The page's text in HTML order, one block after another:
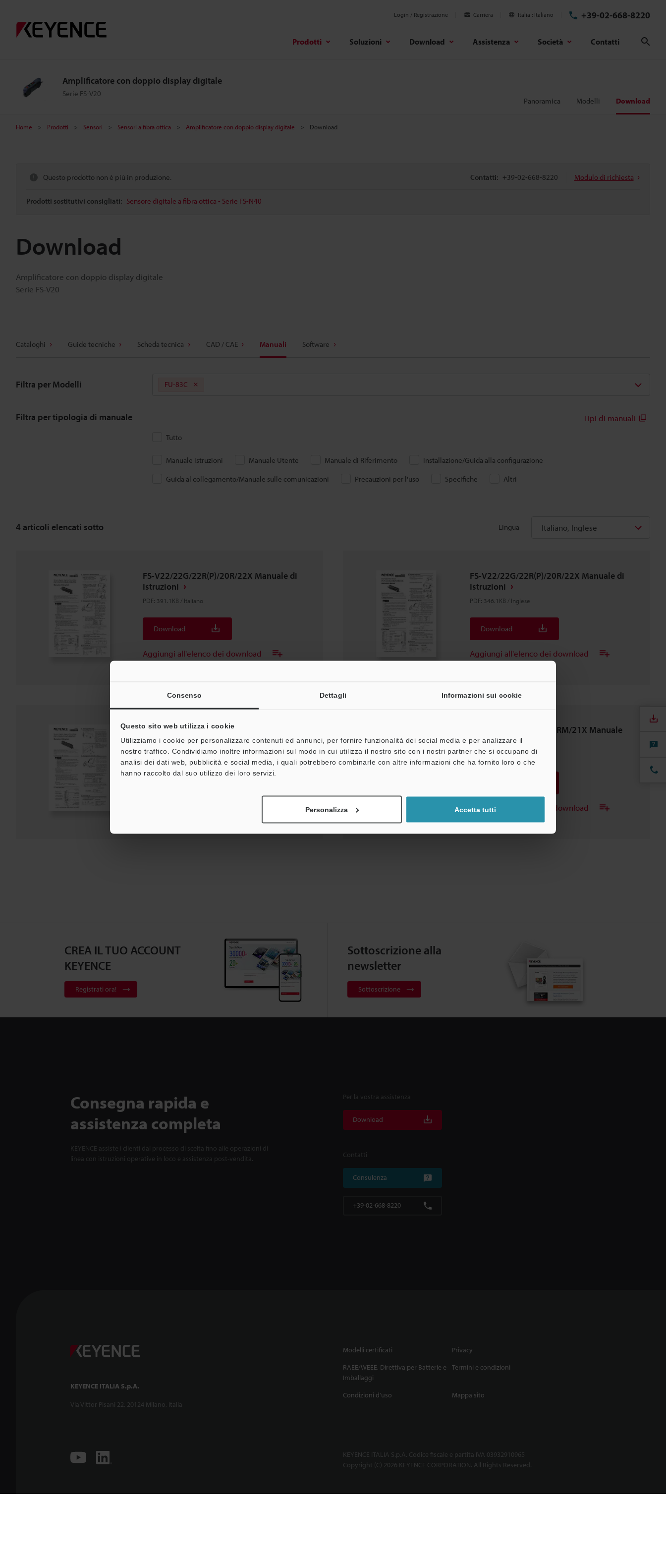
Consenso Dettagli Informazioni sui cookie
Questo sito web utilizza i cookie
Utilizziamo i cookie per personalizzare contenuti ed annunci, per fornire funzionalità dei social media e per analizzare il
nostro traffico. Condividiamo inoltre informazioni sul modo in cui utilizza il nostro sito con i nostri partner che si occupano di
analisi dei dati web, pubblicità e social media, i quali potrebbero combinarle con altre informazioni che ha fornito loro o che
hanno raccolto dal suo utilizzo dei loro servizi.
Personalizza Accetta tutti
Login / Registrazione Carriera Italia Italiano +39-02-668-8220
Prodotti Soluzioni Download Assistenza Società Contatti
Amplificatore con doppio display digitale
Serie FS-V20
Panoramica Modelli Download
Home Prodotti Sensori Sensori a fibra ottica Amplificatore con doppio display digitale Download
Questo prodotto non è più in produzione.
Prodotti sostitutivi consigliati: Sensore digitale a fibra ottica - Serie FS-N40
Contatti: +39-02-668-8220 Modulo di richiesta
Download
Amplificatore con doppio display digitale
Serie FS-V20
Cataloghi Guide tecniche Scheda tecnica CAD / CAE Manuali Software
Filtra per Modelli FU-83C
Filtra per tipologia di manuale Tipi di manuali
Tutto
Manuale Istruzioni Manuale Utente Manuale di Riferimento
Installazione/Guida alla configurazione
Guida al collegamento/Manuale sulle comunicazioni
Precauzioni per l'uso Specifiche Altri
Lingua Italiano, Inglese
4 articoli elencati sotto
FS-V22/22G/22R(P)/20R/22X Manuale di
Istruzioni
PDF: 391.1KB / Italiano
Download
Aggiungi all'elenco dei download
FS-V22/22G/22R(P)/20R/22X Manuale di
Istruzioni
PDF: 346.1KB / Inglese
Download
Aggiungi all'elenco dei download
FS-V21R(P)/21G/21RM/21X Manuale di
Istruzioni
PDF:370KB/Italiano
FS-V21/21G/21R(P)/21RM/21X Manuale
di Istruzioni
PDF:362.1KB/Inglese
Aggiungi all'elenco dei download
CREA IL TUO ACCOUNT
KEYENCE
Registrati ora!
Sottoscrizione alla
newsletter
Sottoscrizione
Consegna rapida e
assistenza completa
KEYENCE assiste i clienti dal processo di scelta fino alle operazioni di
linea con istruzioni operative in loco e assistenza post-vendita.
Per la vostra assistenza
Download
Contatti
Consulenza
+39-02-668-8220
KEYENCE ITALIA S.p.A.
Via Vittor Pisani 22, 20124 Milano, Italia
Modelli certificati
Privacy
RAEE/WEEE, Direttiva per Batterie e
Imballaggi
Termini e condizioni
Condizioni d'uso Mappa sito
KEYENCE ITALIA S.p.A. Codice fiscale e partita IVA 03932910965
Copyright (C) 2026 KEYENCE CORPORATION. All Rights Reserved.